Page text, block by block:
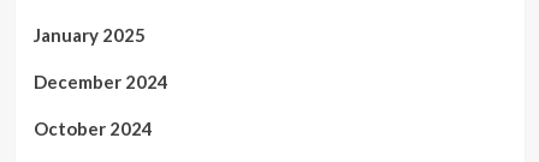
January 2025
December 2024
October 2024